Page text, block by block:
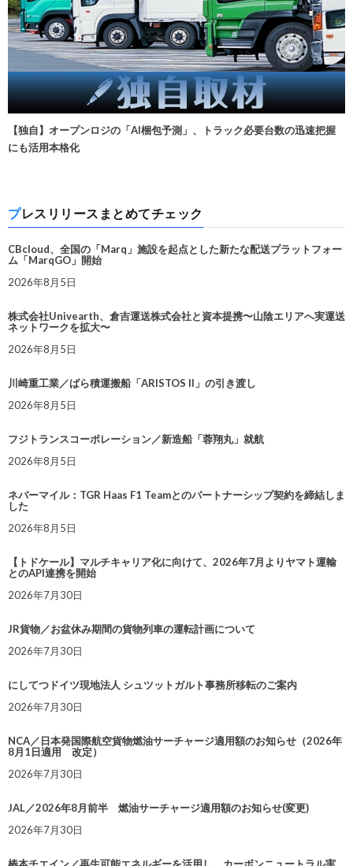
【独自】オープンロジの「AI梱包予測」、トラック必要台数の迅速把握
にも活用本格化
プレスリリースまとめてチェック
CBcloud、全国の「Marq」施設を起点とした新たな配送プラットフォー
ム「MarqGO」開始
2026年8月5日
株式会社Univearth、倉吉運送株式会社と資本提携〜山陰エリアへ実運送
ネットワークを拡大〜
2026年8月5日
川崎重工業／ばら積運搬船「ARISTOS II」の引き渡し
2026年8月5日
フジトランスコーポレーション／新造船「蓉翔丸」就航
2026年8月5日
ネバーマイル：TGR Haas F1 Teamとのパートナーシップ契約を締結しま
した
2026年8月5日
【トドケール】マルチキャリア化に向けて、2026年7月よりヤマト運輸
とのAPI連携を開始
2026年7月30日
JR貨物／お盆休み期間の貨物列車の運転計画について
2026年7月30日
にしてつドイツ現地法人 シュツットガルト事務所移転のご案内
2026年7月30日
NCA／日本発国際航空貨物燃油サーチャージ適用額のお知らせ（2026年
8月1日適用 改定）
2026年7月30日
JAL／2026年8月前半 燃油サーチャージ適用額のお知らせ(変更)
2026年7月30日
椿本チエイン／再生可能エネルギーを活用し、カーボンニュートラル実